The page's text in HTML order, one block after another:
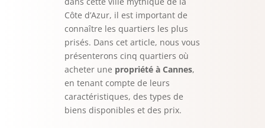
Côte d’Azur, il est important de
connaître les quartiers les plus
prisés. Dans cet article, nous vous
présenterons cinq quartiers où
acheter une propriété à Cannes,
en tenant compte de leurs
caractéristiques, des types de
biens disponibles et des prix.